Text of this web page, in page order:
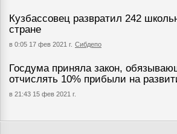
Кузбассовец развратил 242
стране
в 0:05 17 фев 2021 г. Сибдепо
Госдума приняла закон,
отчислять 10% прибыли на
в 21:43 15 фев 2021 г.